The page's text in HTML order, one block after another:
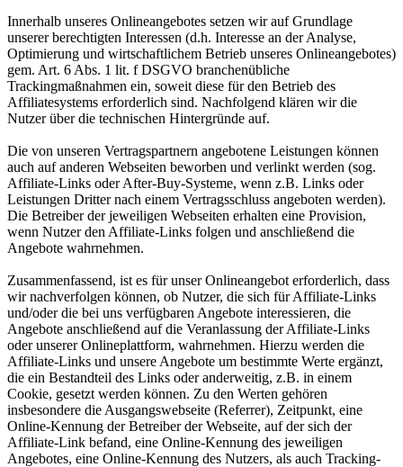
Innerhalb unseres Onlineangebotes setzen wir auf Grundlage
unserer berechtigten Interessen (d.h. Interesse an der Analyse,
Optimierung und wirtschaftlichem Betrieb unseres Onlineangebotes)
gem. Art. 6 Abs. 1 lit. f DSGVO branchenübliche
Trackingmaßnahmen ein, soweit diese für den Betrieb des
Affiliatesystems erforderlich sind. Nachfolgend klären wir die
Nutzer über die technischen Hintergründe auf.
Die von unseren Vertragspartnern angebotene Leistungen können
auch auf anderen Webseiten beworben und verlinkt werden (sog.
Affiliate-Links oder After-Buy-Systeme, wenn z.B. Links oder
Leistungen Dritter nach einem Vertragsschluss angeboten werden).
Die Betreiber der jeweiligen Webseiten erhalten eine Provision,
wenn Nutzer den Affiliate-Links folgen und anschließend die
Angebote wahrnehmen.
Zusammenfassend, ist es für unser Onlineangebot erforderlich, dass
wir nachverfolgen können, ob Nutzer, die sich für Affiliate-Links
und/oder die bei uns verfügbaren Angebote interessieren, die
Angebote anschließend auf die Veranlassung der Affiliate-Links
oder unserer Onlineplattform, wahrnehmen. Hierzu werden die
Affiliate-Links und unsere Angebote um bestimmte Werte ergänzt,
die ein Bestandteil des Links oder anderweitig, z.B. in einem
Cookie, gesetzt werden können. Zu den Werten gehören
insbesondere die Ausgangswebseite (Referrer), Zeitpunkt, eine
Online-Kennung der Betreiber der Webseite, auf der sich der
Affiliate-Link befand, eine Online-Kennung des jeweiligen
Angebotes, eine Online-Kennung des Nutzers, als auch Tracking-